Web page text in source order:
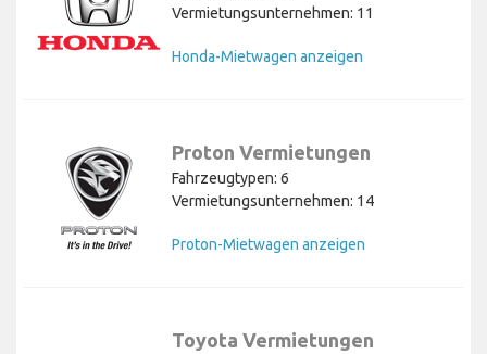
Vermietungsunternehmen: 11
Honda-Mietwagen anzeigen
Proton Vermietungen
Fahrzeugtypen: 6
Vermietungsunternehmen: 14
Proton-Mietwagen anzeigen
Toyota Vermietungen